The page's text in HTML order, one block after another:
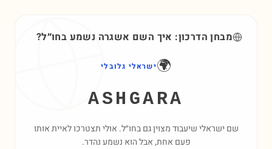
מבחן הדרכון: איך השם אשגרה נשמע בחו״ל?
🌍ישראלי גלובלי
ASHGARA
שם ישראלי שיעבוד מצוין גם בחו״ל. אולי תצטרכו לאיית אותו
פעם אחת, אבל הוא נשמע נהדר.